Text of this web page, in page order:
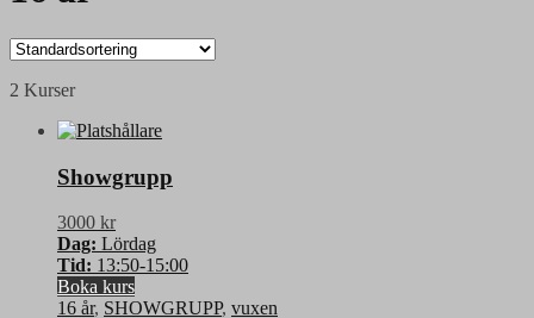
2 Kurser
Showgrupp
3000 kr
Dag: Lördag
Tid: 13:50-15:00
Boka kurs
16 år, SHOWGRUPP, vuxen